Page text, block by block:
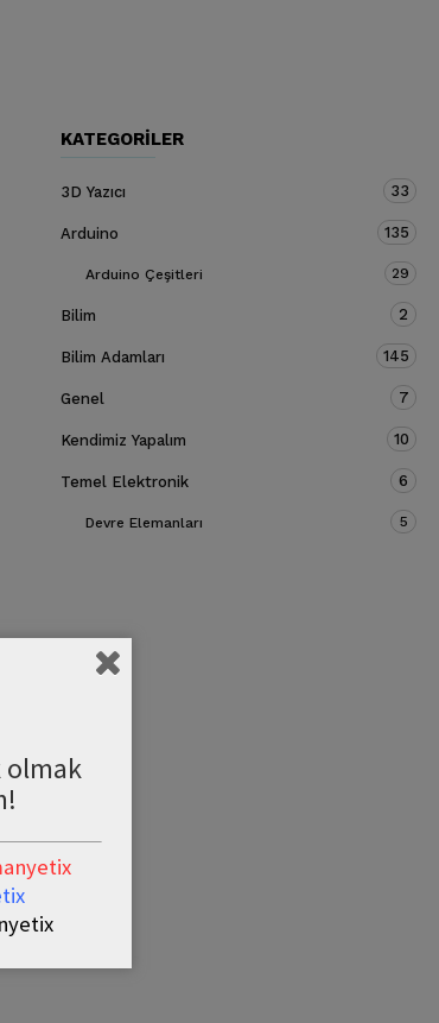
KATEGORILER
3D Yazıcı 33
Arduino 135
Arduino Çeşitleri 29
Bilim 2
Bilim Adamları 145
Genel 7
Kendimiz Yapalım 10
Temel Elektronik 6
Devre Elemanları 5
olmak